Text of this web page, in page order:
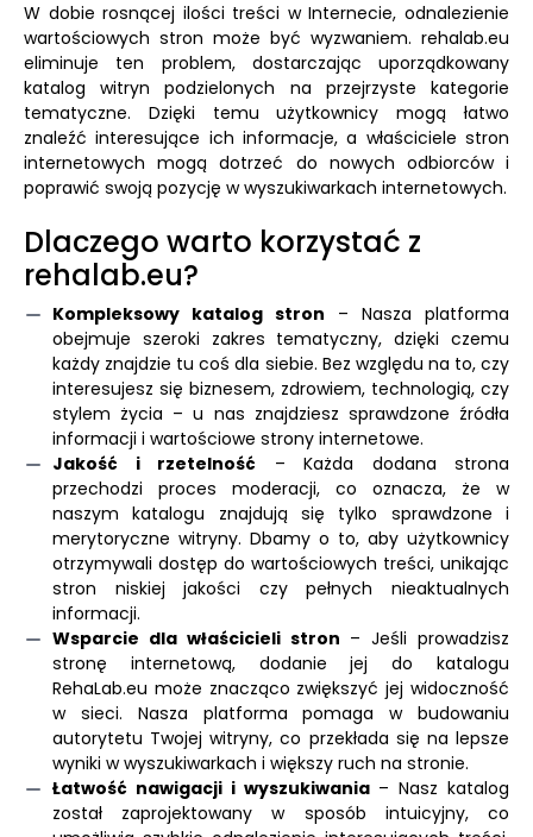
W dobie rosnącej ilości treści w Internecie, odnalezienie
wartościowych stron może być wyzwaniem. rehalab.eu
eliminuje ten problem, dostarczając uporządkowany
katalog witryn podzielonych na przejrzyste kategorie
tematyczne. Dzięki temu użytkownicy mogą łatwo
znaleźć interesujące ich informacje, a właściciele stron
internetowych mogą dotrzeć do nowych odbiorców i
poprawić swoją pozycję w wyszukiwarkach internetowych.
Dlaczego warto korzystać z
rehalab.eu?
Kompleksowy katalog stron – Nasza platforma
obejmuje szeroki zakres tematyczny, dzięki czemu
każdy znajdzie tu coś dla siebie. Bez względu na to, czy
interesujesz się biznesem, zdrowiem, technologią, czy
stylem życia – u nas znajdziesz sprawdzone źródła
informacji i wartościowe strony internetowe.
Jakość i rzetelność – Każda dodana strona
przechodzi proces moderacji, co oznacza, że w
naszym katalogu znajdują się tylko sprawdzone i
merytoryczne witryny. Dbamy o to, aby użytkownicy
otrzymywali dostęp do wartościowych treści, unikając
stron niskiej jakości czy pełnych nieaktualnych
informacji.
Wsparcie dla właścicieli stron – Jeśli prowadzisz
stronę internetową, dodanie jej do katalogu
RehaLab.eu może znacząco zwiększyć jej widoczność
w sieci. Nasza platforma pomaga w budowaniu
autorytetu Twojej witryny, co przekłada się na lepsze
wyniki w wyszukiwarkach i większy ruch na stronie.
Łatwość nawigacji i wyszukiwania– Nasz katalog
został zaprojektowany w sposób intuicyjny, co